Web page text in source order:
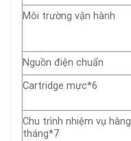
Môi trường vận hành
Nguồn điện chuẩn
Cartridge mực*6
Chu trình nhiệm vụ hàng
tháng*7